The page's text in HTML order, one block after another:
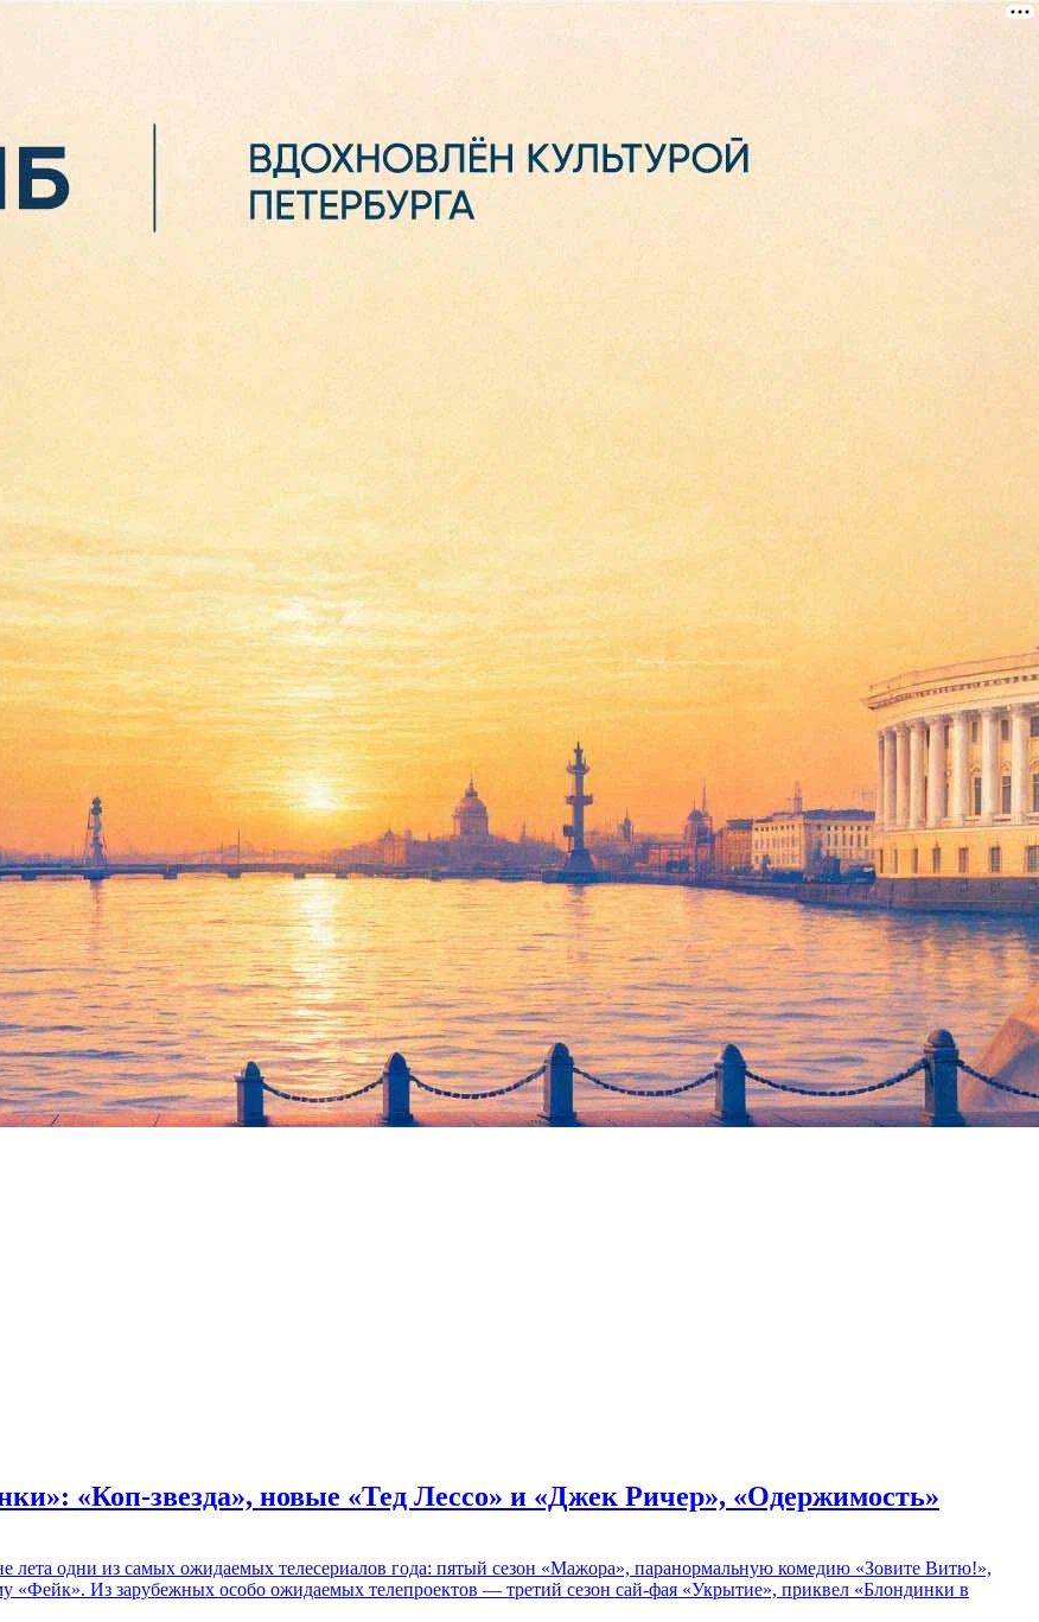
абонементов в Малый зал
на следующий сезон. Пока речь идет о программах Малого зала — о начале продаж абонементов Большого
для дошкольников (занимательные музыкальные путешествия «Мы едем, едем, едем»), младших школьников
и исполнительского мастерства), школьников любого возраста («Рождение шедевра») и для всей семьи («Встречи и
оркестру, фортепианной музыке, вокальному мастерству и камерному искусству. Слушатели смогут побывать на
пением солистов Мариинского театра Жанны Домбровской и Владислава Сулимского в рамках абонемента «В кругу
с Полиной Осетинской, Элисо Вирсаладзе и Петром Лаулом. В рамках абонемента «Музыка для души» петербуржцы
и ансамбля «Добраночь».
места. Минимальная цена среди взрослых программ — на цикл камерной музыки из 9 концертов (1800 рублей), на детские
цены можно посмотретьна сайте филармонии.
«Коп-звезда», новые «Тед Лессо» и «Джек Ричер», «Одержимость»
лета одни из самых ожидаемых телесериалов года: пятый сезон «Мажора», паранормальную комедию «Зовите Витю!»,
Из зарубежных особо ожидаемых телепроектов — третий сезон сай-фая «Укрытие», приквел «Блондинки в